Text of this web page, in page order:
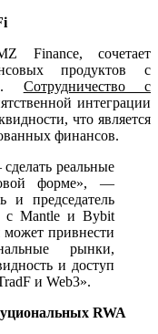
Finance, сочетает
продуктов с
Сотрудничество с
интеграции
что является
финансов.
реальные
форме», —
и председатель
с Mantle и Bybit
может привнести
рынки,
и доступ
и Web3».
RWA